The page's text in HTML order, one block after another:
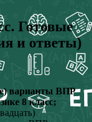
Готовые
и ответы)
варианты ВПР
8 класс;